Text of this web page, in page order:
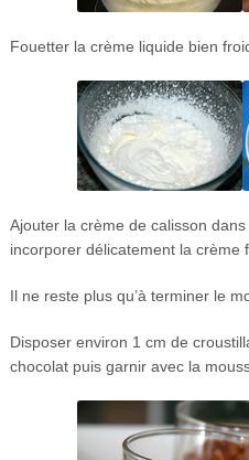
Fouetter la crème liquide bien
Ajouter la crème de calisson
incorporer délicatement la crème
Il ne reste plus qu’à terminer le
Disposer environ 1 cm de
chocolat puis garnir avec la